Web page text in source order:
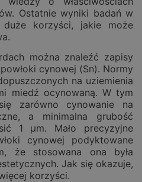
Ostatnie wyniki badań w
korzyści, jakie może
można znaleźć zapisy
cynowej (Sn). Normy
na uziemienia
miedź ocynowaną. W tym
zarówno cynowanie na
a minimalna grubość
1 µm. Mało precyzyjne
cynowej podyktowane
że stosowana ona była
Jak się okazuje,
korzyści.